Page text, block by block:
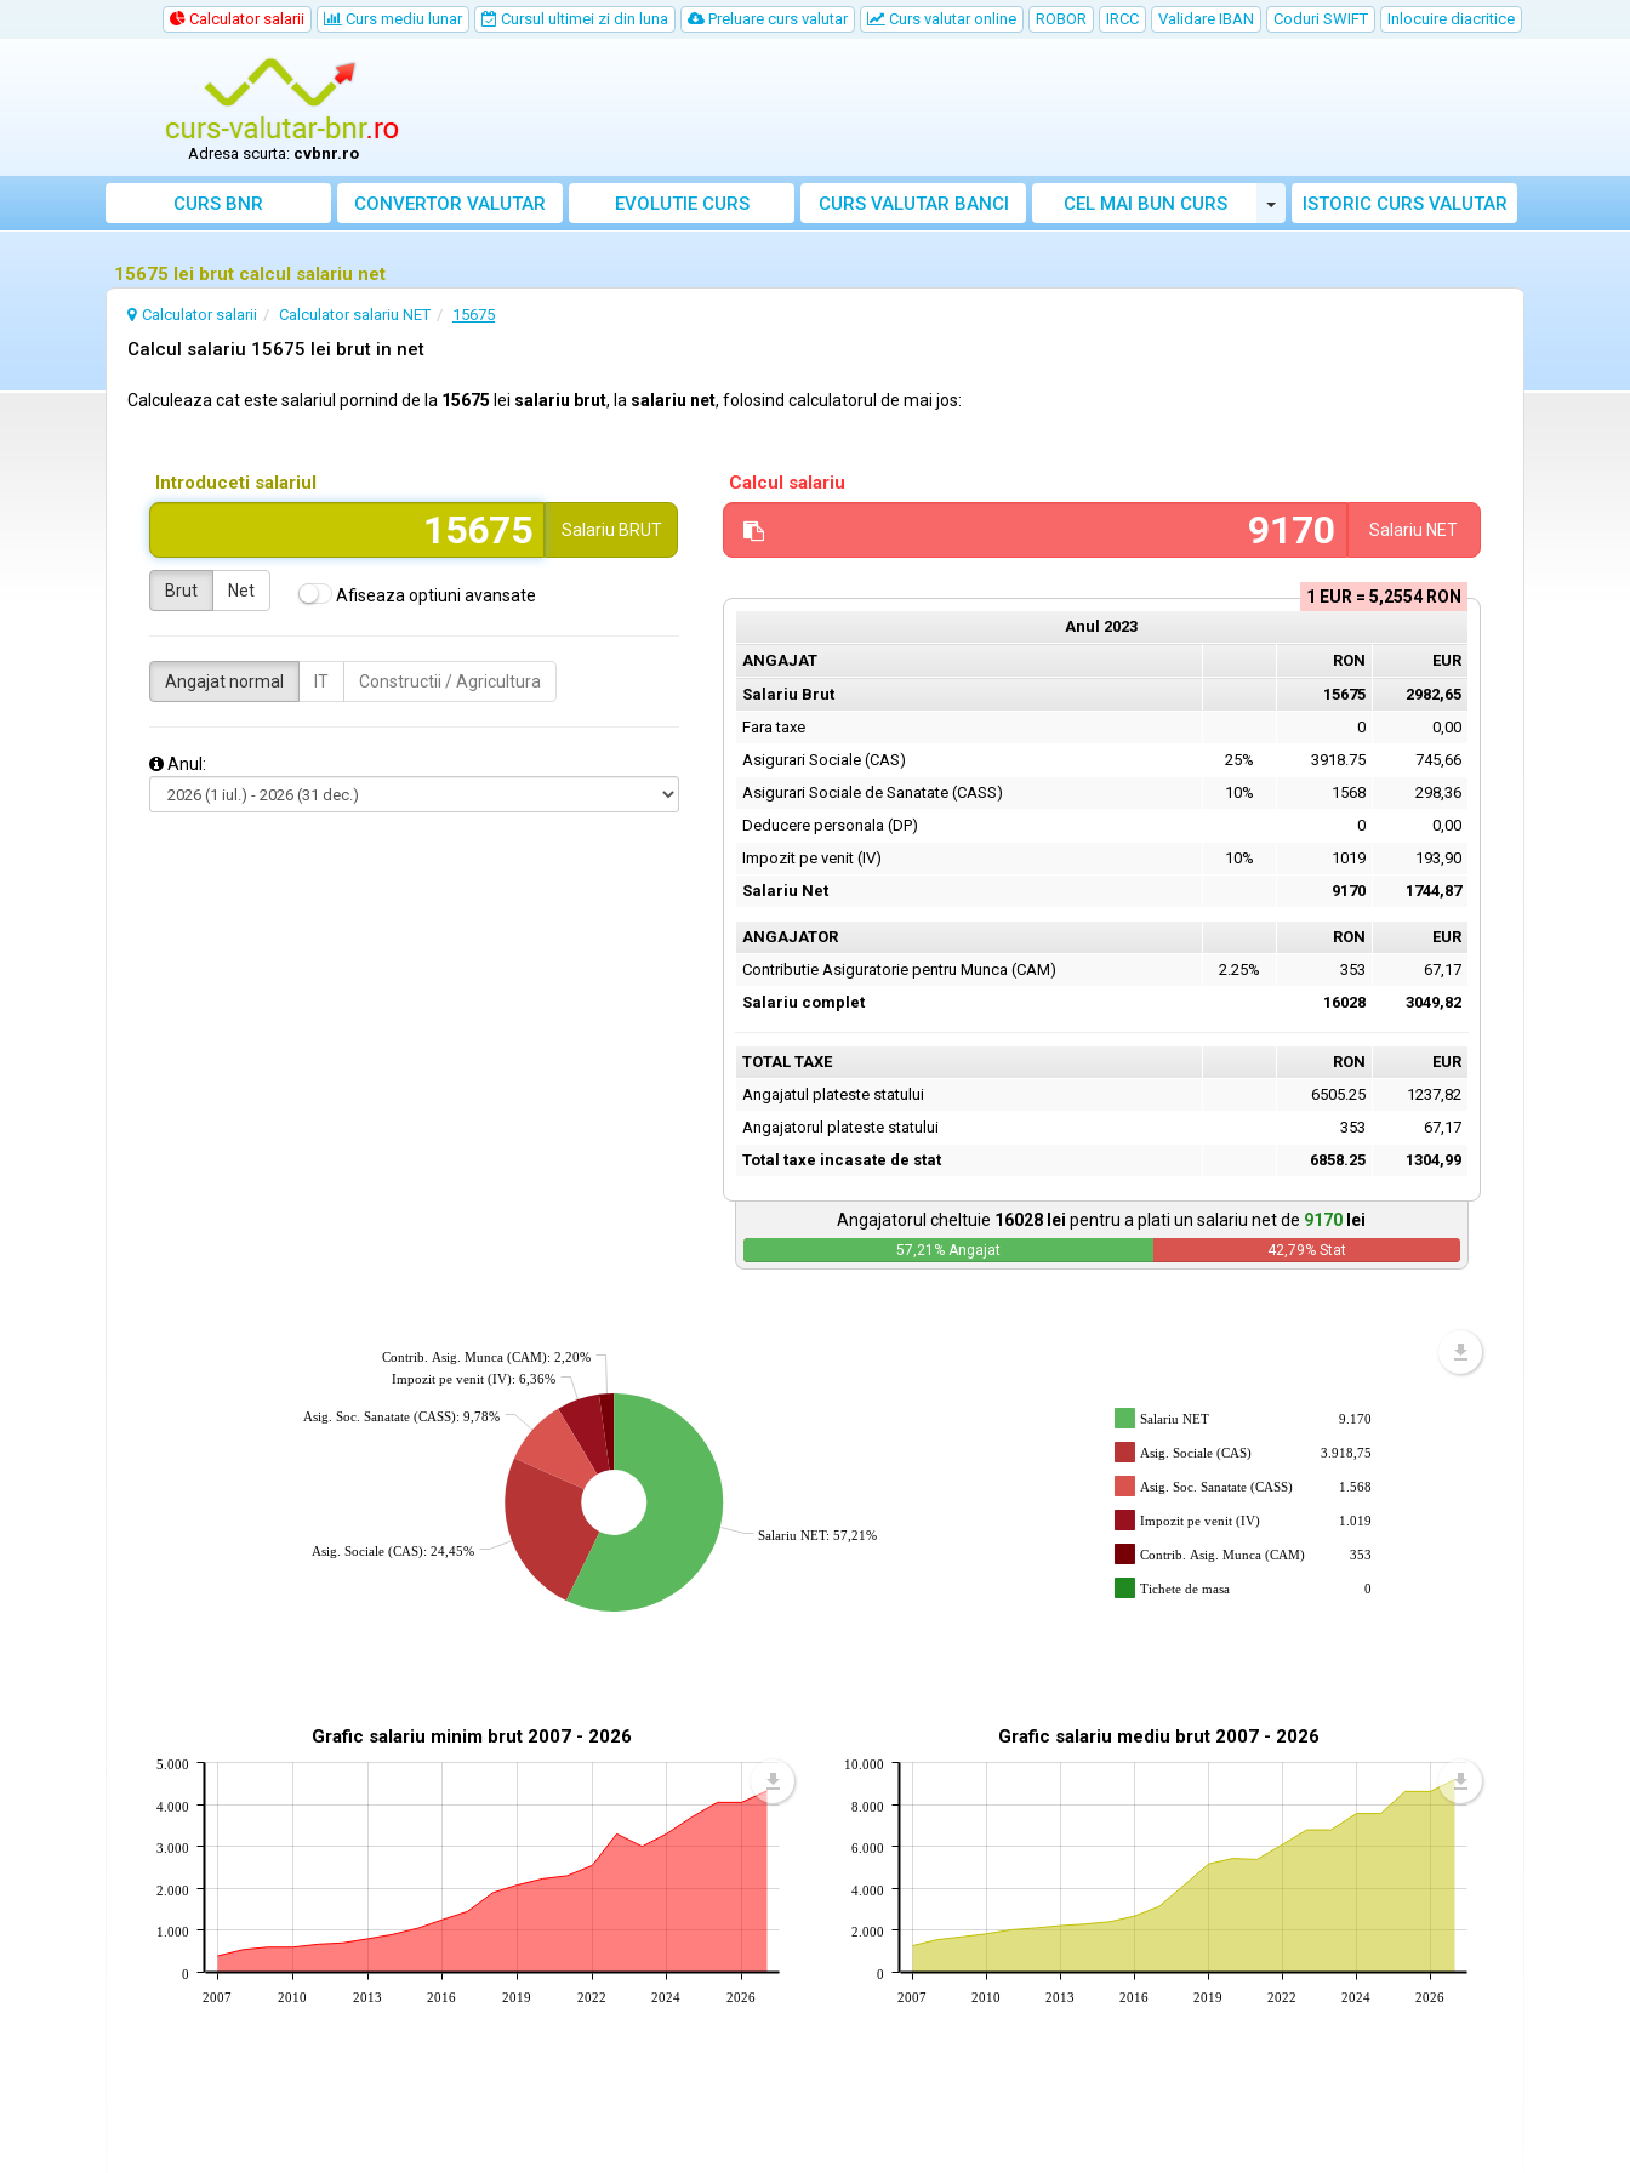
Calculator salarii Curs mediu lunar Cursul ultimei zi din luna Preluare curs valutar Curs valutar online ROBOR IRCC Validare IBAN Coduri SWIFT Inlocuire diacritice
Adresa scurta: cvbnr.ro
CURS BNR CONVERTOR VALUTAR EVOLUTIE CURS CURS VALUTAR BANCI CEL MAI BUN CURS Toggle Dropdown
ISTORIC CURS VALUTAR
15675 lei brut calcul salariu net
Calculator salarii Calculator salariu NET 15675
Calcul salariu 15675 lei brut in net
Calculeaza cat este salariul pornind de la 15675 lei salariu brut, la salariu net, folosind calculatorul de mai jos:
Introduceti salariul
Salariu BRUT
Brut Net Afiseaza optiuni avansate
Angajat normal IT Constructii / Agricultura
Anul:
Calcul salariu
Salariu NET
1 EUR = 5,2554 RON
Anul 2023
ANGAJAT
RON
EUR
Salariu Brut
15675
2982,65
Fara taxe
0
0,00
Asigurari Sociale (CAS)
25% 3918.75
745,66
Asigurari Sociale de Sanatate (CASS)
10% 1568
298,36
Deducere personala (DP)
0
0,00
Impozit pe venit (IV)
10% 1019
193,90
Salariu Net
9170 1744,87
ANGAJATOR RON
EUR
Contributie Asiguratorie pentru Munca (CAM)
2.25% 353
67,17
Salariu complet
16028 3049,82
TOTAL TAXE RON
EUR
Angajatul plateste statului
6505.25
1237,82
Angajatorul plateste statului
353
67,17
Total taxe incasate de stat
6858.25 1304,99
Angajatorul cheltuie 16028 lei pentru a plati un salariu net de 9170 lei
57,21 % Angajat 42,79% Stat
Salariu NET: 57,21%
Asig. Sociale (CAS): 24,45%
Asig. Soc. Sanatate (CASS): 9,78%
Impozit pe venit (IV): 6,36%
Contrib. Asig. Munca (CAM): 2,20%
Salariu NET 9.170
Asig. Sociale (CAS) 3.918,75
Asig. Soc. Sanatate (CASS) 1.568
Impozit pe venit (IV) 1.019
Contrib. Asig. Munca (CAM) 353
Tichete de masa 0
Grafic salariu minim brut 2007 - 2026
2007 2010 2013 2016 2019 2022 2024 2026
0
1.000
2.000
3.000
4.000
5.000
Grafic salariu mediu brut 2007 - 2026
2007 2010 2013 2016 2019 2022 2024 2026
0
2.000
4.000
6.000
8.000
10.000